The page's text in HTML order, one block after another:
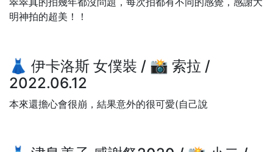
明神拍的超美！！
👗 伊卡洛斯 女僕裝 / 📸 索拉 /
2022.06.12
本來還擔心會很崩，結果意外的很可愛(自己說